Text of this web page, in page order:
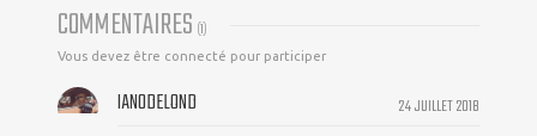
COMMENTAIRES (1)
Vous devez être connecté pour participer
24 JUILLET 2018
IAN0DELOND